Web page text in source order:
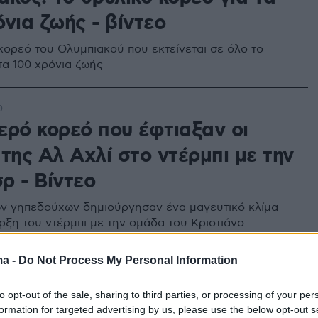
- Do Not Process My Personal Information
opt-out of the sale, sharing to third parties, or processing of your
for targeted advertising by us, please use the below opt-out
ζωής - βίντεο
του Ολυμπιακού που εκτείνεται σε όλο το
100 χρόνια ζωής
κορεό που έφτιαξαν οι
Αλ Αχλί στο ντέρμπι με την
- Βίντεο
γηπεδούχων δημιούργησαν ένα μαγευτικό κλίμα
του ντέρμπι με την ομάδα του Κριστιάνο
τίμησε τον Ρονάλντο για τα